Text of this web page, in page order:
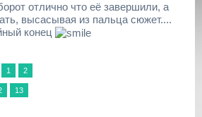
отлично что её завершили, а
высасывая из пальца сюжет....
конец
1 2
13